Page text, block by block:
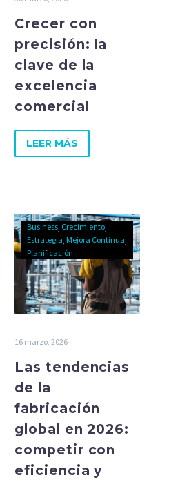
Crecer con
precisión: la
clave de la
excelencia
comercial
LEER MÁS
Business Crecimiento
Estrategia Mejora Continua
Planificación
16 marzo, 2026
Las tendencias
de la
fabricación
global en 2026:
competir con
eficiencia y